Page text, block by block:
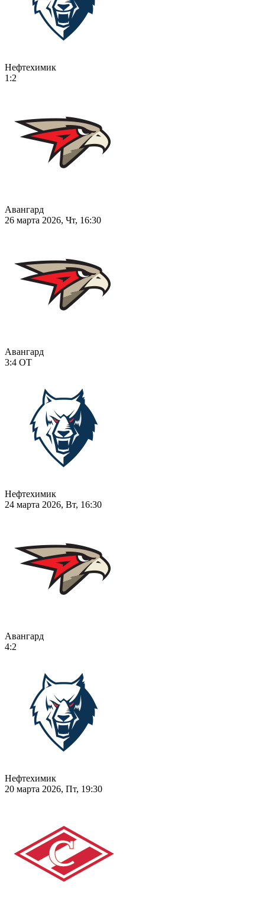
Нефтехимик
1:2
Авангард
26 марта 2026, Чт, 16:30
Авангард
3:4 ОТ
Нефтехимик
24 марта 2026, Вт, 16:30
Авангард
4:2
Нефтехимик
20 марта 2026, Пт, 19:30